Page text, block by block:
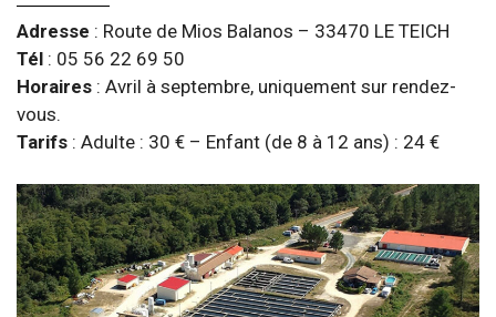
Adresse : Route de Mios Balanos – 33470 LE TEICH
Tél : 05 56 22 69 50
Horaires : Avril à septembre, uniquement sur rendez-
vous.
Tarifs : Adulte : 30 € – Enfant (de 8 à 12 ans) : 24 €